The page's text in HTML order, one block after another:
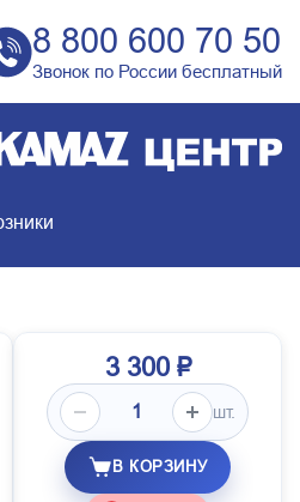
8 800 600 70 50
Звонок по России бесплатный
3 300 ₽
шт.
В КОРЗИНУ